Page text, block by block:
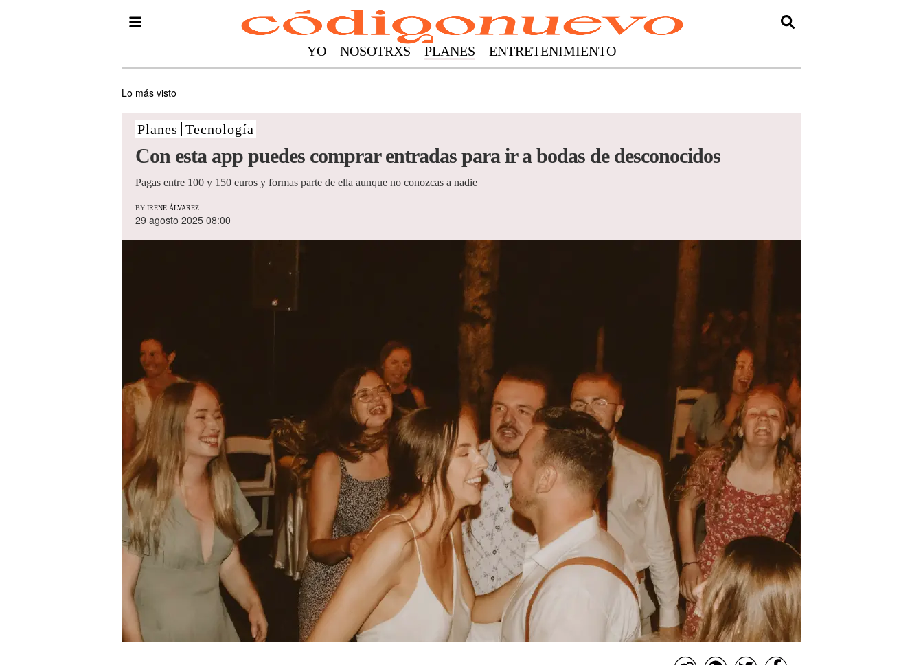
YO NOSOTRXS PLANES ENTRETENIMIENTO
Lo más visto
Planes Tecnología
Con esta app puedes comprar entradas para ir a bodas de desconocidos
Pagas entre 100 y 150 euros y formas parte de ella aunque no conozcas a nadie
BY IRENE ÁLVAREZ
29 agosto 2025 08:00